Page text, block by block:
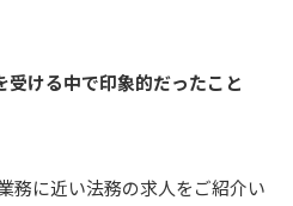
受ける中で印象的だったこと
務に近い法務の求人をご紹介い